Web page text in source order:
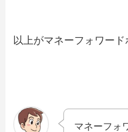
以上がマネーフォワード
マネーフォ